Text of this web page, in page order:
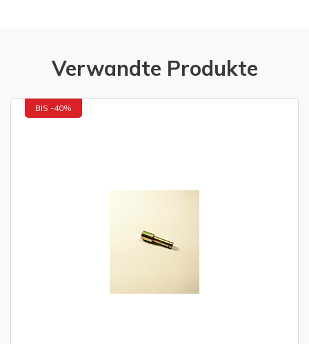
Verwandte Produkte
BIS -40%